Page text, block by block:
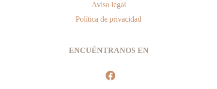
Aviso legal
Política de privacidad
ENCUÉNTRANOS EN
facebook